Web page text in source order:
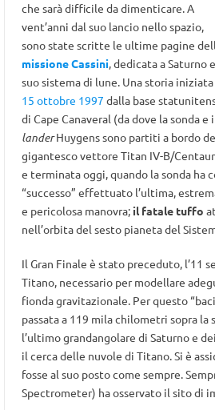
che sarà difficile da dimenticare. A
vent’anni dal suo lancio nello spazio,
sono state scritte le ultime pagine
missione Cassini, dedicata a Saturno
suo sistema di lune. Una storia
15 ottobre 1997 dalla base
di Cape Canaveral (da dove la sonda e
landerHuygens sono partiti a bordo
gigantesco vettore Titan IV-B/
e terminata oggi, quando la sonda ha
“successo” effettuato l’ultima,
e pericolosa manovra; il fatale tuffo
nell’orbita del sesto pianeta del
Il Gran Finale è stato preceduto, l’11
Titano, necessario per modellare
fionda gravitazionale. Per questo
passata a 119 mila chilometri sopra
l’ultimo grandangolare di Saturno e
il cerca delle nuvole di Titano. Si è
fosse al suo posto come sempre.
Spectrometer) ha osservato il sito di